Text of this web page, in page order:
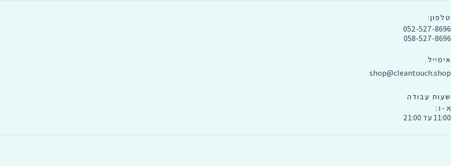
טלפון:
052-527-8696
058-527-8696
אימייל
shop@cleantouch.shop
שעות עבודה
א - ו :
11:00 עד 21:00